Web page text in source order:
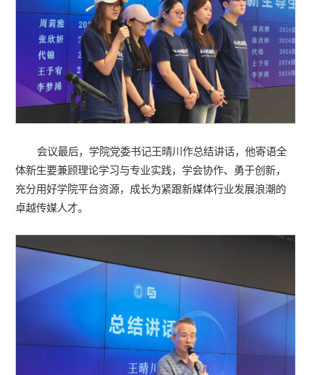
会议最后，学院党委书记王晴川作总结讲话，他寄语全
体新生要兼顾理论学习与专业实践，学会协作、勇于创新，
充分用好学院平台资源，成长为紧跟新媒体行业发展浪潮的
卓越传媒人才。